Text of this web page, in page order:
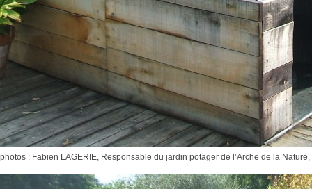
photos : Fabien LAGERIE, Responsable du jardin potager de l’Arche de la